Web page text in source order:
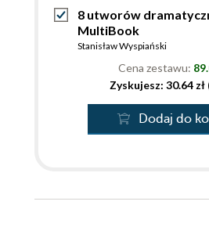
8 utworów
MultiBook
Stanisław Wyspiański
Cena zestawu:
Zyskujesz: 30.64 zł
Dodaj do